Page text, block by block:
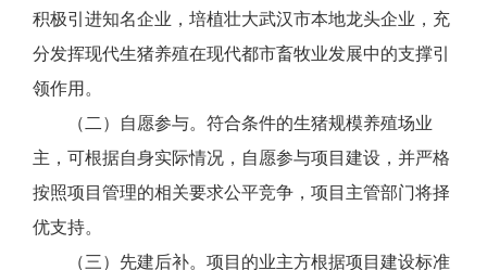
积极引进知名企业，培植壮大武汉市本地龙头企业，充
分发挥现代生猪养殖在现代都市畜牧业发展中的支撑引
领作用。
（二）自愿参与。符合条件的生猪规模养殖场业
主，可根据自身实际情况，自愿参与项目建设，并严格
按照项目管理的相关要求公平竞争，项目主管部门将择
优支持。
（三）先建后补。项目的业主方根据项目建设标准